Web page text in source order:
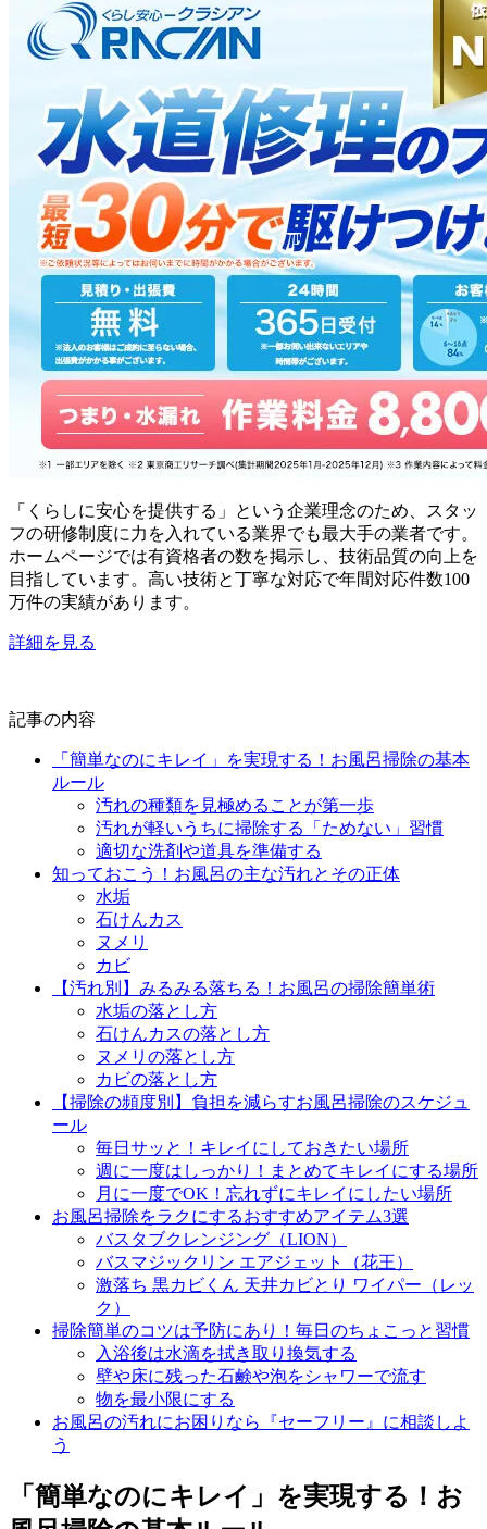
「くらしに安心を提供する」という企業理念のため、スタッ
フの研修制度に力を入れている業界でも最大手の業者です。
ホームページでは有資格者の数を掲示し、技術品質の向上を
目指しています。高い技術と丁寧な対応で年間対応件数100
万件の実績があります。
詳細を見る
記事の内容
「簡単なのにキレイ」を実現する！お風呂掃除の基本
ルール
汚れの種類を見極めることが第一歩
汚れが軽いうちに掃除する「ためない」習慣
適切な洗剤や道具を準備する
知っておこう！お風呂の主な汚れとその正体
水垢
石けんカス
ヌメリ
カビ
【汚れ別】みるみる落ちる！お風呂の掃除簡単術
水垢の落とし方
石けんカスの落とし方
ヌメリの落とし方
カビの落とし方
【掃除の頻度別】負担を減らすお風呂掃除のスケジュ
ール
毎日サッと！キレイにしておきたい場所
週に一度はしっかり！まとめてキレイにする場所
月に一度でOK！忘れずにキレイにしたい場所
お風呂掃除をラクにするおすすめアイテム3選
バスタブクレンジング（LION）
バスマジックリン エアジェット（花王）
激落ち 黒カビくん 天井カビとり ワイパー（レッ
ク）
掃除簡単のコツは予防にあり！毎日のちょこっと習慣
入浴後は水滴を拭き取り換気する
壁や床に残った石鹸や泡をシャワーで流す
物を最小限にする
お風呂の汚れにお困りなら『セーフリー』に相談しよ
う
「簡単なのにキレイ」を実現する！お